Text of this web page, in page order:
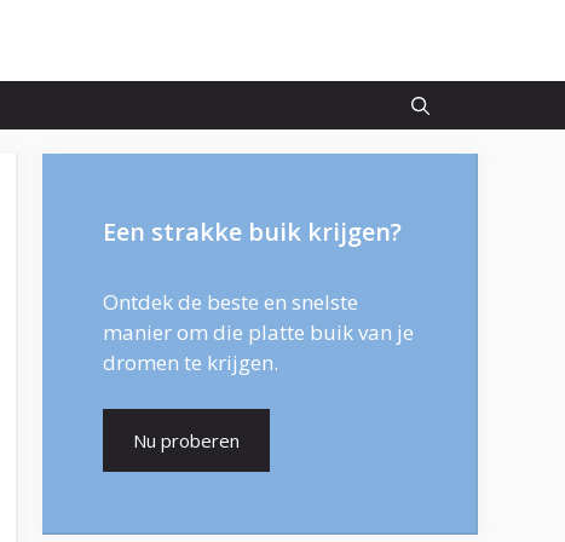
Een strakke buik krijgen?
Ontdek de beste en snelste
manier om die platte buik van je
dromen te krijgen.
Nu proberen